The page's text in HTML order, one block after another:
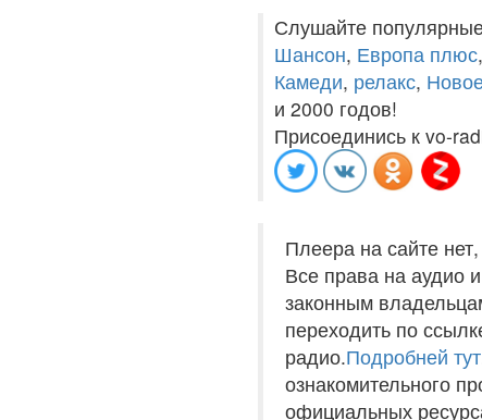
Слушайте
Шансон, Европа плюс,
Камеди, релакс,
и 2000 годов!
Присоединись к vo-
Плеера на сайте
Все права на аудио
законным
переходить по
радио.Подробней тут
ознакомительного
официальных